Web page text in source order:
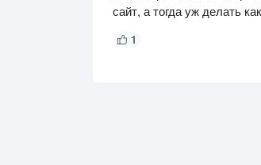
сайт, а тогда уж делать
1